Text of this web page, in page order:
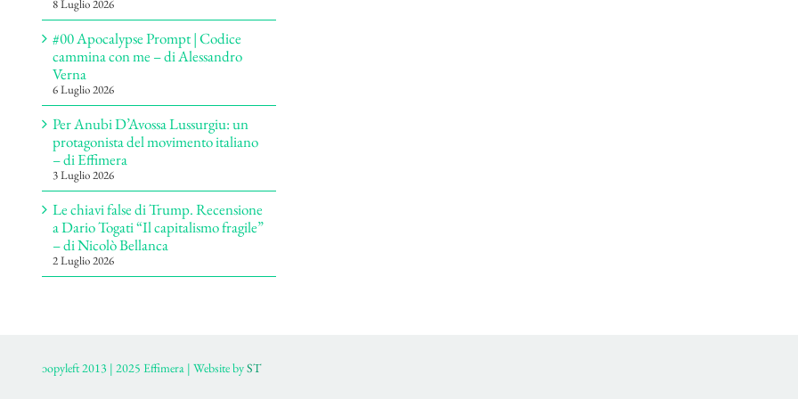
8 Luglio 2026
#00 Apocalypse Prompt | Codice
cammina con me – di Alessandro
Verna
6 Luglio 2026
Per Anubi D’Avossa Lussurgiu: un
protagonista del movimento italiano
– di Effimera
3 Luglio 2026
Le chiavi false di Trump. Recensione
a Dario Togati “Il capitalismo fragile”
– di Nicolò Bellanca
2 Luglio 2026
ɔopyleft 2013 | 2025 Effimera | Website byST